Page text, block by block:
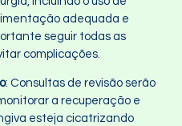
adequada e
seguir todas as
complicações.
: Consultas de revisão serão
a recuperação e
esteja cicatrizando